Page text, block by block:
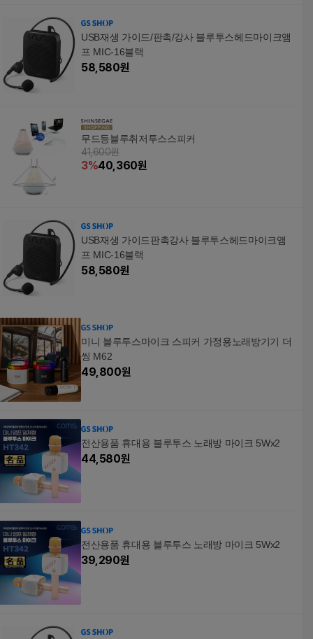
USB재생 가이드/판촉/강사 블루투스헤드마이크앰
프 MIC-16블랙
58,580원
무드등블루취저투스스피커
41,600원
3%40,360원
USB재생 가이드판촉강사 블루투스헤드마이크앰
프 MIC-16블랙
58,580원
미니 블루투스마이크 스피커 가정용노래방기기 더
씽 M62
49,800원
전산용품 휴대용 블루투스 노래방 마이크 5Wx2
44,580원
전산용품 휴대용 블루투스 노래방 마이크 5Wx2
39,290원